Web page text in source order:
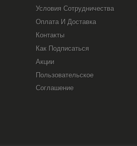
Условия Сотрудничества
Оплата И Доставка
Контакты
Как Подписаться
Акции
Пользовательское
Соглашение